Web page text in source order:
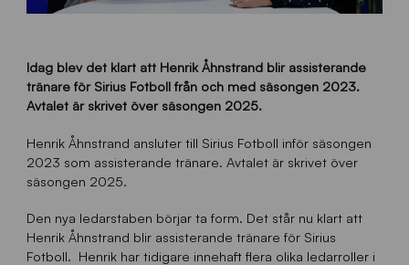
Idag blev det klart att Henrik Åhnstrand blir assisterande
tränare för Sirius Fotboll från och med säsongen 2023.
Avtalet är skrivet över säsongen 2025.
Henrik Åhnstrand ansluter till Sirius Fotboll inför säsongen
2023 som assisterande tränare. Avtalet är skrivet över
säsongen 2025.
Den nya ledarstaben börjar ta form. Det står nu klart att
Henrik Åhnstrand blir assisterande tränare för Sirius
Fotboll. Henrik har tidigare innehaft flera olika ledarroller i